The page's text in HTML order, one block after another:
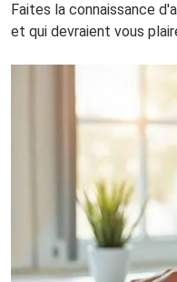
Faites la connaissance
et qui devraient vous